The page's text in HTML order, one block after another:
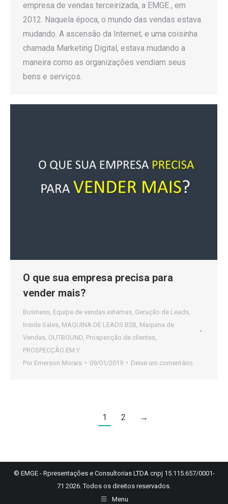
empresa de vendas terceirizada, a EMGE , em
2012. Naquela época, o mundo das vendas estava
mudando. A ascensão da Internet, e uma coisinha
chamada Marketing Digital, estava mudando a
maneira como as organizações vendiam seus
bens e serviços.
O que sua empresa precisa para
vender mais?
Business Equipe de vendas externas Geração de Leads
Inside Sales MAQUINA DE LEADS B2B Maquina de
Vendas OUTBOUND Prospecção de clientes
PROSPECÇÃO EM Y
Por Emerson Morais 09/01/2019 Deixe um comentário
1 2 →
© EMGE - Rpresentações e Consultorias LTDA cnpj 15.115.657/0001-
71 2026. Todos os direitos reservados.
Menu